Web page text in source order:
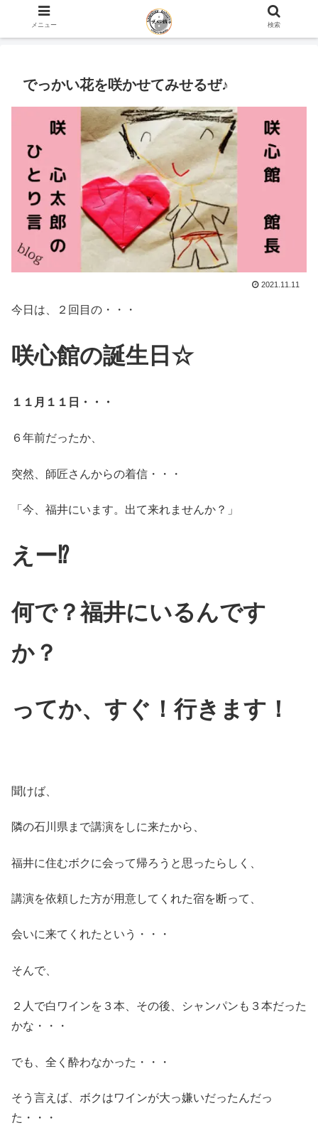
ホーム 咲心館 館長 咲 心太郎のひとり言 blog
でっかい花を咲かせてみせるぜ♪
2021.11.11
今日は、２回目の・・・
咲心館の誕生日☆
１１月１１日・・・
６年前だったか、
突然、師匠さんからの着信・・・
「今、福井にいます。出て来れませんか？」
えー⁉
何で？福井にいるんです
か？
ってか、すぐ！行きます！
聞けば、
隣の石川県まで講演をしに来たから、
福井に住むボクに会って帰ろうと思ったらしく、
講演を依頼した方が用意してくれた宿を断って、
会いに来てくれたという・・・
そんで、
２人で白ワインを３本、その後、シャンパンも３本だった
かな・・・
でも、全く酔わなかった・・・
そう言えば、ボクはワインが大っ嫌いだったんだっ
た・・・
メニュー 検索